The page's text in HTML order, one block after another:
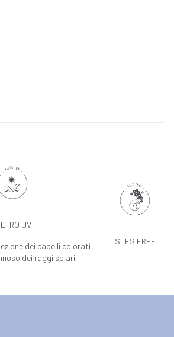
UV
dei capelli colorati
dei raggi solari.
SLES FREE